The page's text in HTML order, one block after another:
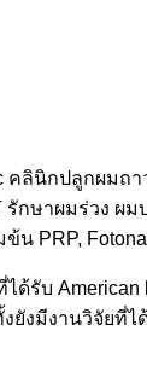
คลินิกปลูกผมถ
รักษาผมร่วง ผ
ข้น PRP,
ด้รับ American
งยังมีงานวิจัยที่